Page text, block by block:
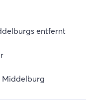
entfernt
Middelburg